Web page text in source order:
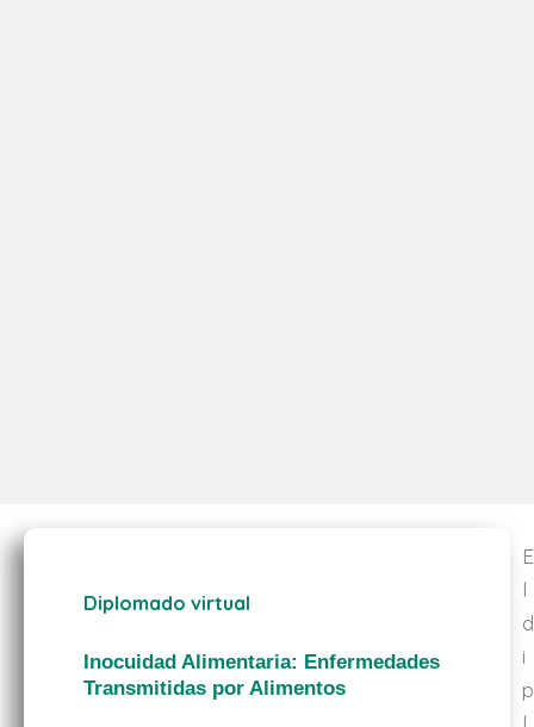
Diplomado virtual
Inocuidad Alimentaria: Enfermedades
Transmitidas por Alimentos
E
l
d
i
p